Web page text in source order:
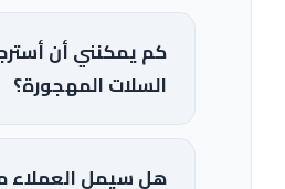
كم يمكنني أن
السلات المهجورة؟
هل سيمل العملاء